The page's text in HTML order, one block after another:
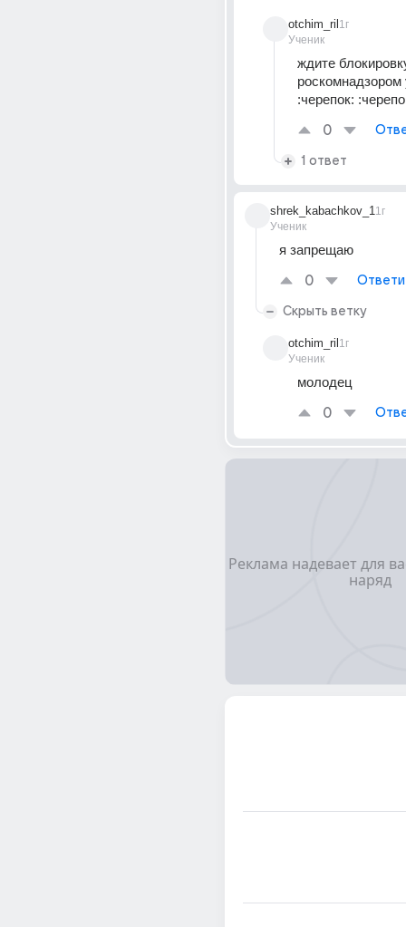
otchim_ril
Ученик
1г
ждите
:черепок:
0
1 ответ
shrek_kabachkov_1
Ученик
1г
я запрещаю
0
Скрыть ветку
otchim_ril
Ученик
1г
молодец
0